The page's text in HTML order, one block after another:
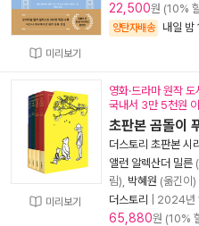
미리보기
22,500원 (10%
양탄자배송 내일 밤
미리보기
영화·드라마 원작
국내서 3만 5천원
초판본 곰돌이
더스토리 초판본 시
앨런 알렉산더 밀른
림), 박혜원 (옮긴이)
더스토리
2024년
65,880원 (10%